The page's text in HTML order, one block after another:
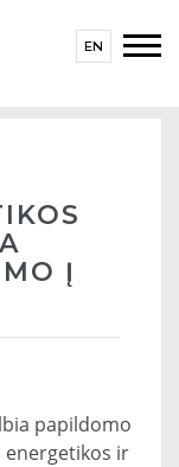
EN
Į
papildomo
energetikos ir